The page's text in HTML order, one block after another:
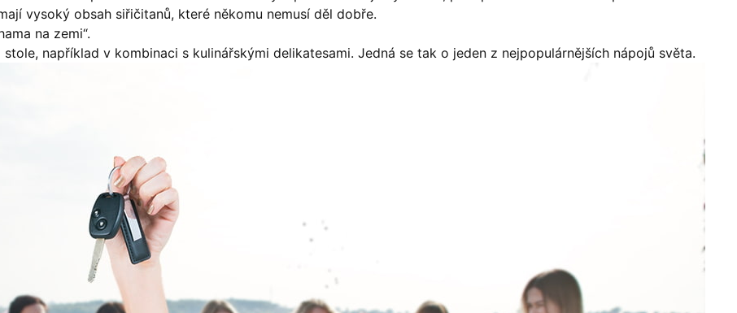
vysoký obsah siřičitanů, které někomu nemusí děl dobře.
na zemi“.
například v kombinaci s kulinářskými delikatesami. Jedná se tak o jeden z nejpopulárnějších nápojů světa.